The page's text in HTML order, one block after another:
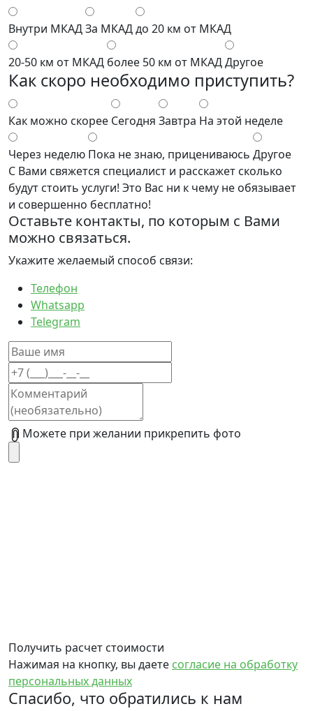
Внутри МКАДЗа МКАДдо 20 км от МКАД
20-50 км от МКАД более 50 км от МКАДДругое
Как скоро необходимо приступить?
Как можно скорее Сегодня Завтра На этой неделе
Через неделю Пока не знаю, прицениваюсь Другое
С Вами свяжется специалист и расскажет сколько
будут стоить услуги! Это Вас ни к чему не обязывает
и совершенно бесплатно!
Оставьте контакты, по которым с Вами
можно связаться.
Укажите желаемый способ связи:
Телефон
Whatsapp
Telegram
Можете при желании прикрепить фото
Получить расчет стоимости
Нажимая на кнопку, вы даете согласие на обработку
персональных данных
Спасибо, что обратились к нам